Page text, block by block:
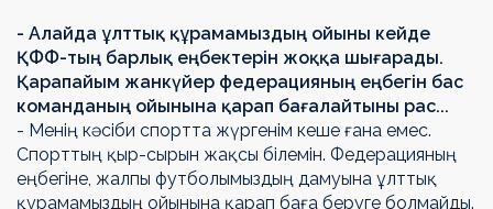
- Алайда ұлттық құрамамыздың ойыны кейде
ҚФФ-тың барлық еңбектерін жоққа шығарады.
Қарапайым жанкүйер федерацияның еңбегін бас
команданың ойынына қарап бағалайтыны рас...
- Менің кәсіби спортта жүргенім кеше ғана емес.
Спорттың қыр-сырын жақсы білемін. Федерацияның
еңбегіне, жалпы футболымыздың дамуына ұлттық
құрамамыздың ойынына қарап баға беруге болмайды.